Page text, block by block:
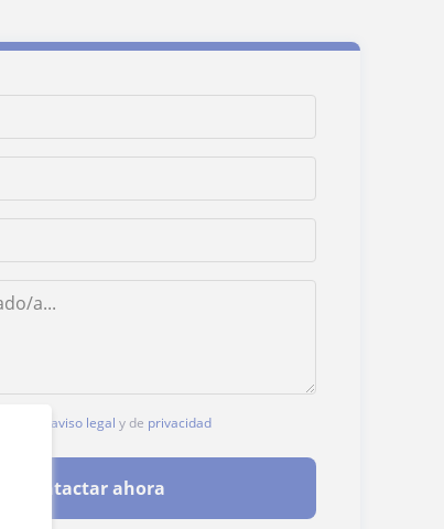
aviso legal y de privacidad
Contactar ahora